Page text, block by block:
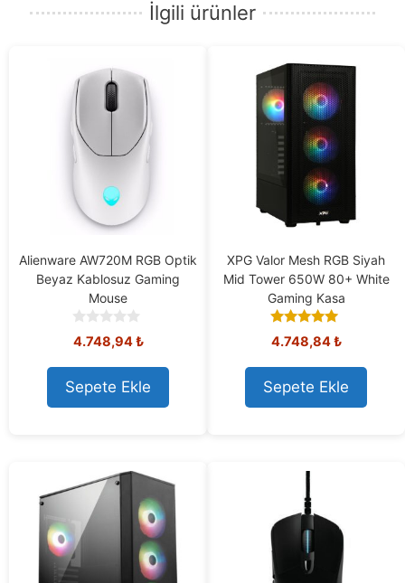
İlgili ürünler
Alienware AW720M RGB Optik
Beyaz Kablosuz Gaming
Mouse
0
o
u
t
o
f
4.748,94₺
Sepete Ekle
XPG Valor Mesh RGB Siyah
Mid Tower 650W 80+ White
Gaming Kasa
5.00
out of 5
4.748,84₺
Sepete Ekle